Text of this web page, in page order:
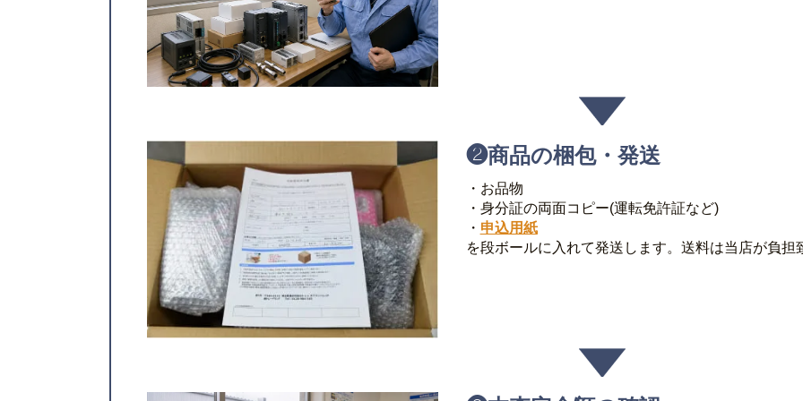
❷商品の梱包・発送
・お品物
・身分証の両面コピー(運転免許証など)
・ 申込用紙
を段ボールに入れて発送します。送料は当店が負担